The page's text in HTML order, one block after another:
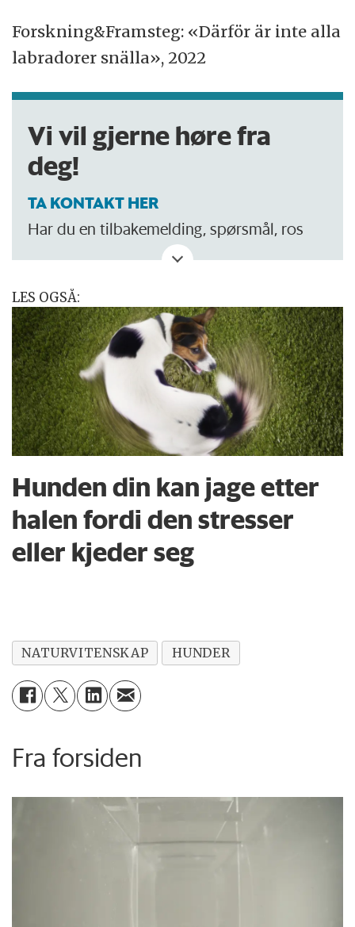
Forskning&Framsteg: «Därför är inte alla
labradorer snälla», 2022
Vi vil gjerne høre fra
deg!
TA KONTAKT HER
Har du en tilbakemelding, spørsmål, ros
eller kritikk? Eller tips om noe vi bør skrive
LES OGSÅ:
Hunden din kan jage etter
halen fordi den stresser
eller kjeder seg
NATURVITENSKAP HUNDER
Fra forsiden